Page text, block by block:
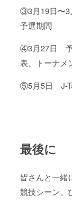
③3月19日〜
予選期間
④3月27日 予
表、トーナメ
⑤5月5日 J-
最後に
皆さんと一緒
競技シーン、